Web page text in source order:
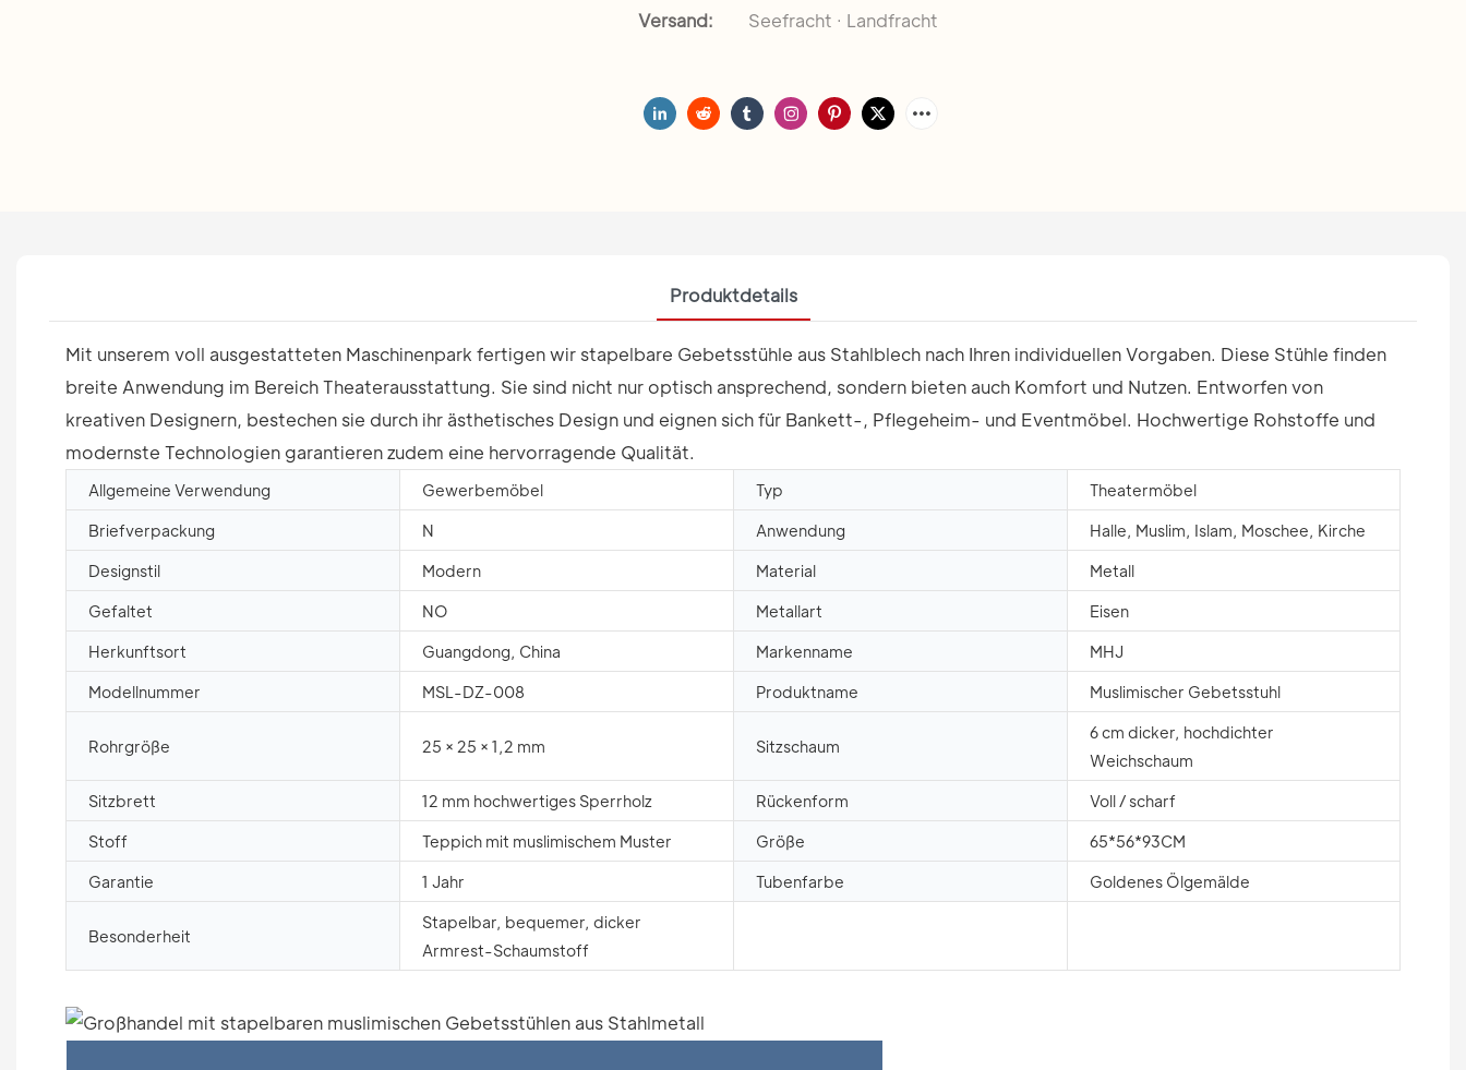
Versand:
Seefracht · Landfracht
Produktdetails
Mit unserem voll ausgestatteten Maschinenpark fertigen wir stapelbare Gebetsstühle aus Stahlblech nach Ihren individuellen Vorgaben. Diese Stühle finden
breite Anwendung im Bereich Theaterausstattung. Sie sind nicht nur optisch ansprechend, sondern bieten auch Komfort und Nutzen. Entworfen von
kreativen Designern, bestechen sie durch ihr ästhetisches Design und eignen sich für Bankett-, Pflegeheim- und Eventmöbel. Hochwertige Rohstoffe und
modernste Technologien garantieren zudem eine hervorragende Qualität.
Allgemeine Verwendung Gewerbemöbel Typ Theatermöbel
Briefverpackung N Anwendung Halle, Muslim, Islam, Moschee, Kirche
Designstil Modern Material Metall
Gefaltet NO Metallart Eisen
Herkunftsort Guangdong, China Markenname MHJ
Modellnummer MSL-DZ-008 Produktname Muslimischer Gebetsstuhl
Rohrgröße 25 × 25 × 1,2 mm Sitzschaum
6 cm dicker, hochdichter
Weichschaum
Sitzbrett 12 mm hochwertiges Sperrholz Rückenform Voll / scharf
Stoff Teppich mit muslimischem Muster Größe 65*56*93CM
Garantie 1 Jahr Tubenfarbe Goldenes Ölgemälde
Besonderheit
Stapelbar, bequemer, dicker
Armrest-Schaumstoff